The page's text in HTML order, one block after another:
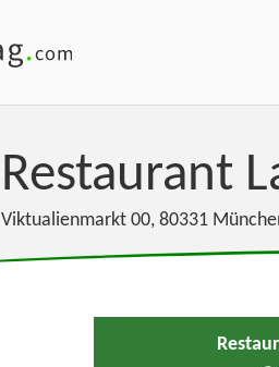
Restaurant
Viktualienmarkt 00, 80331